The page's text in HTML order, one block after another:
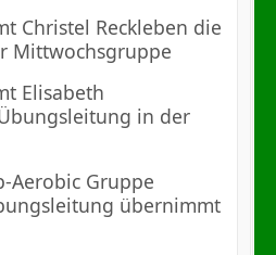
Christel Reckleben die
Mittwochsgruppe
Elisabeth
in der
Aerobic Gruppe
übernimmt